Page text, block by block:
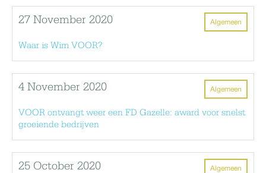
Algemeen
27 November 2020
Waar is Wim VOOR?
Algemeen
4 November 2020
VOOR ontvangt weer een FD Gazelle: award voor snelst
groeiende bedrijven
Algemeen
25 October 2020